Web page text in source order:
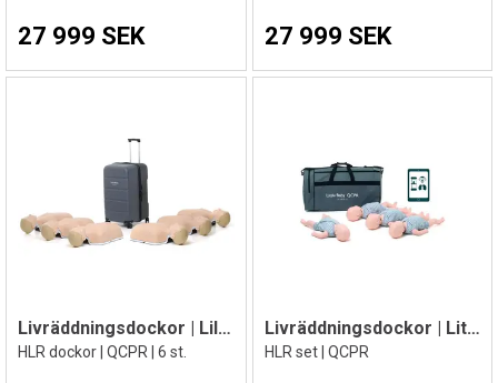
27 999 SEK 27 999 SEK
Livräddningsdockor | Lilla Anna Light
HLR dockor | QCPR | 6 st.
Livräddningsdockor | Little Baby | 4 st.
HLR set | QCPR